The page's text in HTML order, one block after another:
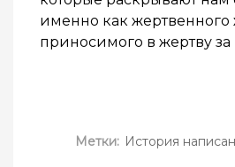
именно как жертвенного
приносимого в жертву
Метки: История